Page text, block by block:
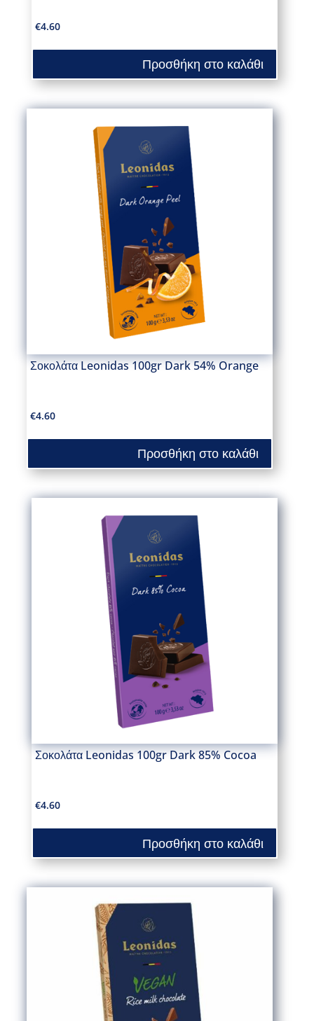
€4.60
Προσθήκη στο καλάθι
Σοκολάτα Leonidas 100gr Dark 54% Orange
€4.60
Προσθήκη στο καλάθι
Σοκολάτα Leonidas 100gr Dark 85% Cocoa
€4.60
Προσθήκη στο καλάθι